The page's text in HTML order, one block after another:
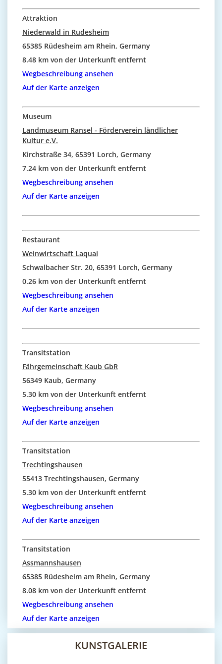
Attraktion
Niederwald in Rudesheim
65385 Rüdesheim am Rhein, Germany
8.48 km von der Unterkunft entfernt
Wegbeschreibung ansehen
Auf der Karte anzeigen
Museum
Landmuseum Ransel - Förderverein ländlicher
Kultur e.V.
Kirchstraße 34, 65391 Lorch, Germany
7.24 km von der Unterkunft entfernt
Wegbeschreibung ansehen
Auf der Karte anzeigen
Restaurant
Weinwirtschaft Laquai
Schwalbacher Str. 20, 65391 Lorch, Germany
0.26 km von der Unterkunft entfernt
Wegbeschreibung ansehen
Auf der Karte anzeigen
Transitstation
Fährgemeinschaft Kaub GbR
56349 Kaub, Germany
5.30 km von der Unterkunft entfernt
Wegbeschreibung ansehen
Auf der Karte anzeigen
Transitstation
Trechtingshausen
55413 Trechtingshausen, Germany
5.30 km von der Unterkunft entfernt
Wegbeschreibung ansehen
Auf der Karte anzeigen
Transitstation
Assmannshausen
65385 Rüdesheim am Rhein, Germany
8.08 km von der Unterkunft entfernt
Wegbeschreibung ansehen
Auf der Karte anzeigen
KUNSTGALERIE